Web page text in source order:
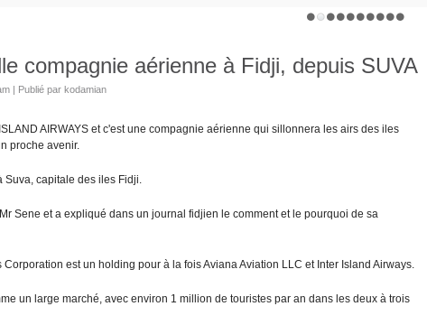
compagnie aérienne à Fidji, depuis SUVA
| Publié par kodamian
AIRWAYS et c'est une compagnie aérienne qui sillonnera les airs des iles
proche avenir.
Suva, capitale des iles Fidji.
Sene et a expliqué dans un journal fidjien le comment et le pourquoi de sa
Corporation est un holding pour à la fois Aviana Aviation LLC et Inter Island Airways.
un large marché, avec environ 1 million de touristes par an dans les deux à trois